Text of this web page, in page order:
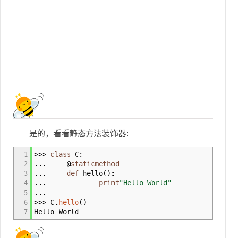
是的，看看静态方法装饰器:
1
2
3
4
5
6
7
>>> class C:
... @staticmethod
... def hello( ) :
... print"Hello World"
...
>>> C. hello( )
Hello World